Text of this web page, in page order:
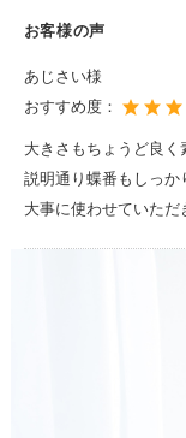
お客様の声
あじさい様
おすすめ度：
大きさもちょうど良く
説明通り蝶番もしっか
大事に使わせていただ